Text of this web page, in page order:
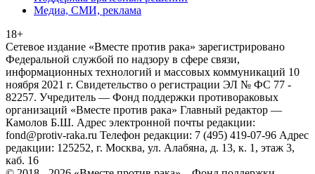
Медиа, СМИ, реклама
18+
Сетевое издание «Вместе против рака» зарегистрировано
Федеральной службой по надзору в сфере связи,
информационных технологий и массовых коммуникаций 10
ноября 2021 г. Свидетельство о регистрации ЭЛ № ФС 77 -
82257. Учредитель — Фонд поддержки противораковых
организаций «Вместе против рака» Главный редактор —
Камолов Б.Ш. Адрес электронной почты редакции:
fond@protiv-raka.ru Телефон редакции: 7 (495) 419-07-96 Адрес
редакции: 125252, г. Москва, ул. Алабяна, д. 13, к. 1, этаж 3,
каб. 16